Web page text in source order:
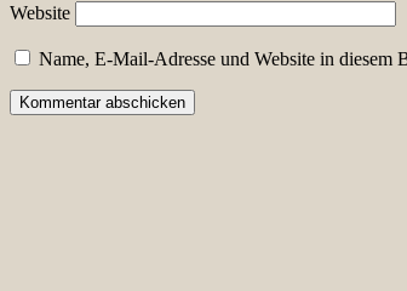
Website
Name, E-Mail-Adresse und Website in diesem